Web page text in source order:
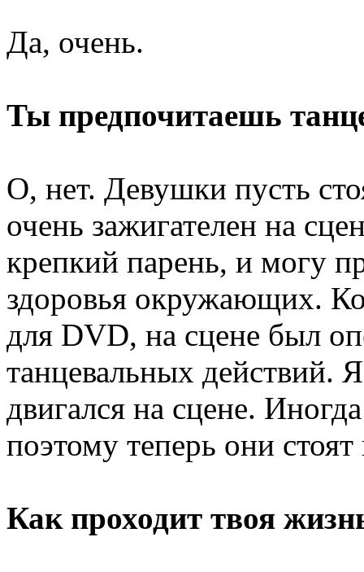
Да, очень.
Ты предпочитаешь
О, нет. Девушки пусть
очень зажигателен на
крепкий парень, и могу
здоровья окружающих.
для DVD, на сцене был
танцевальных действий.
двигался на сцене.
поэтому теперь они
Как проходит твоя